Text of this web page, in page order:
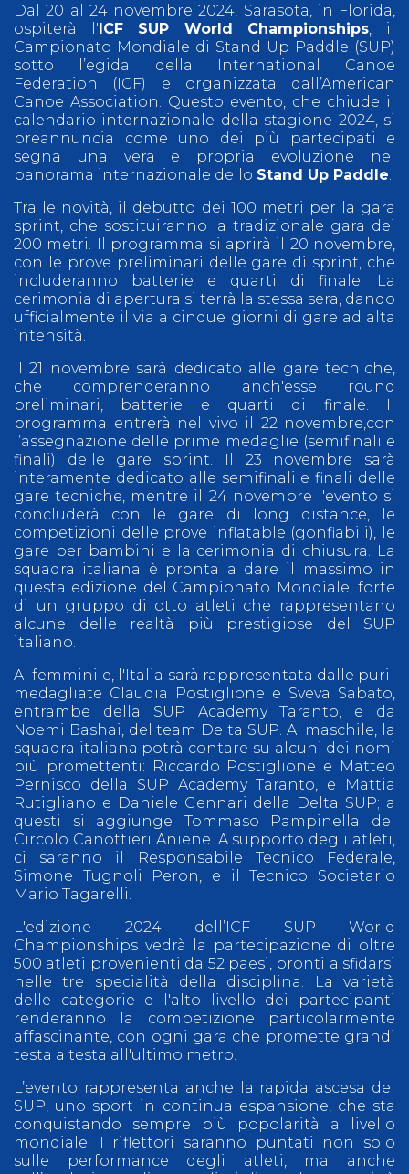
Dal 20 al 24 novembre 2024, Sarasota, in Florida,
ospiterà l'ICF SUP World Championships , il
Campionato Mondiale di Stand Up Paddle (SUP)
sotto l’egida della International Canoe
Federation (ICF) e organizzata dall’American
Canoe Association. Questo evento, che chiude il
calendario internazionale della stagione 2024, si
preannuncia come uno dei più partecipati e
segna una vera e propria evoluzione nel
panorama internazionale dello Stand Up Paddle
Tra le novità, il debutto dei 100 metri per la gara
sprint, che sostituiranno la tradizionale gara dei
200 metri. Il programma si aprirà il 20 novembre,
con le prove preliminari delle gare di sprint, che
includeranno batterie e quarti di finale. La
cerimonia di apertura si terrà la stessa sera, dando
ufficialmente il via a cinque giorni di gare ad alta
intensità.
Il 21 novembre sarà dedicato alle gare tecniche,
che comprenderanno anch'esse round
preliminari, batterie e quarti di finale. Il
programma entrerà nel vivo il 22 novembre,con
l’assegnazione delle prime medaglie (semifinali e
finali) delle gare sprint. Il 23 novembre sarà
interamente dedicato alle semifinali e finali delle
gare tecniche, mentre il 24 novembre l'evento si
concluderà con le gare di long distance, le
competizioni delle prove inflatable (gonfiabili), le
gare per bambini e la cerimonia di chiusura. La
squadra italiana è pronta a dare il massimo in
questa edizione del Campionato Mondiale, forte
di un gruppo di otto atleti che rappresentano
alcune delle realtà più prestigiose del SUP
italiano.
Al femminile, l'Italia sarà rappresentata dalle puri-
medagliate Claudia Postiglione e Sveva Sabato,
entrambe della SUP Academy Taranto, e da
Noemi Bashai, del team Delta SUP. Al maschile, la
squadra italiana potrà contare su alcuni dei nomi
più promettenti: Riccardo Postiglione e Matteo
Pernisco della SUP Academy Taranto, e Mattia
Rutigliano e Daniele Gennari della Delta SUP; a
questi si aggiunge Tommaso Pampinella del
Circolo Canottieri Aniene. A supporto degli atleti,
ci saranno il Responsabile Tecnico Federale,
Simone Tugnoli Peron, e il Tecnico Societario
Mario Tagarelli.
L'edizione 2024 dell’ICF SUP World
Championships vedrà la partecipazione di oltre
500 atleti provenienti da 52 paesi, pronti a sfidarsi
nelle tre specialità della disciplina. La varietà
delle categorie e l'alto livello dei partecipanti
renderanno la competizione particolarmente
affascinante, con ogni gara che promette grandi
testa a testa all'ultimo metro.
L’evento rappresenta anche la rapida ascesa del
SUP, uno sport in continua espansione, che sta
conquistando sempre più popolarità a livello
mondiale. I riflettori saranno puntati non solo
sulle performance degli atleti, ma anche